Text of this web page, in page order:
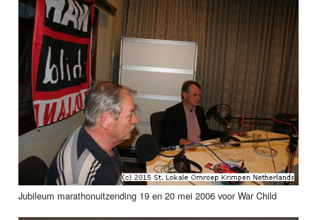
Jubileum marathonuitzending 19 en 20 mei 2006 voor War Child